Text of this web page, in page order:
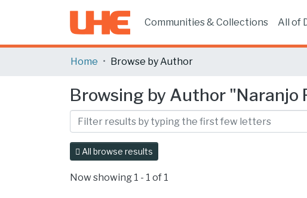
Communities & Collections All of
Home Browse by Author
Browsing by Author "Naranjo
All browse results
Now showing 1 - 1 of 1